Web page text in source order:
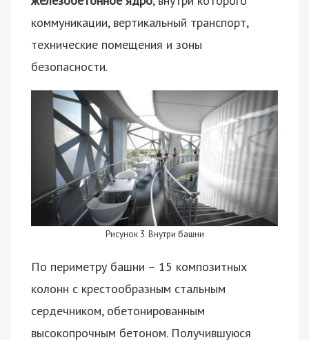
коммуникации, вертикальный транспорт,
технические помещения и зоны
безопасности.
Рисунок 3. Внутри башни
По периметру башни – 15 композитных
колонн с крестообразным стальным
сердечником, обетонированным
высокопрочным бетоном. Получившуюся